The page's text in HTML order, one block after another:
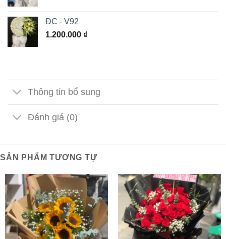
ĐC - V92
1.200.000 ₫
Thông tin bổ sung
Đánh giá (0)
SẢN PHẨM TƯƠNG TỰ